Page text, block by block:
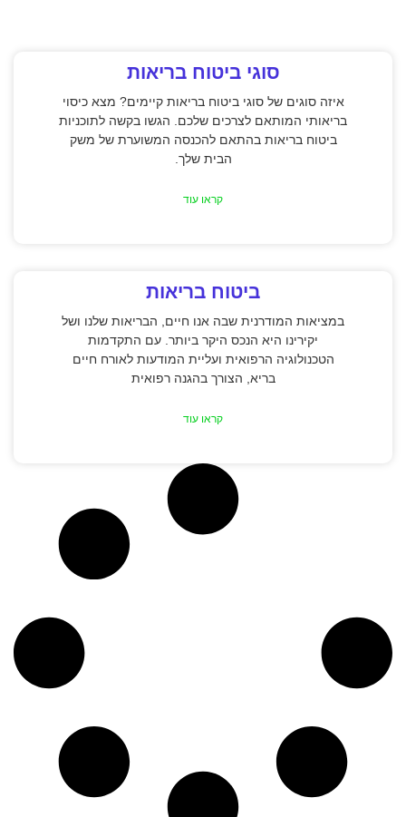
סוגי ביטוח בריאות
איזה סוגים של סוגי ביטוח בריאות קיימים? מצא כיסוי
בריאותי המותאם לצרכים שלכם. הגשו בקשה לתוכניות
ביטוח בריאות בהתאם להכנסה המשוערת של משק
הבית שלך.
קראו עוד
ביטוח בריאות
במציאות המודרנית שבה אנו חיים, הבריאות שלנו ושל
יקירינו היא הנכס היקר ביותר. עם התקדמות
הטכנולוגיה הרפואית ועליית המודעות לאורח חיים
בריא, הצורך בהגנה רפואית
קראו עוד